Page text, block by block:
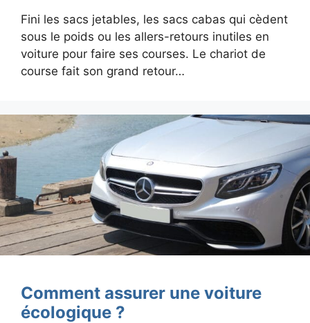
Fini les sacs jetables, les sacs cabas qui cèdent
sous le poids ou les allers-retours inutiles en
voiture pour faire ses courses. Le chariot de
course fait son grand retour…
Comment assurer une voiture
écologique ?